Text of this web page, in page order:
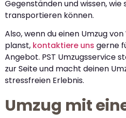
Gegenständen und wissen, wie
transportieren können.
Also, wenn du einen Umzug
planst, kontaktiere uns gerne
Angebot. PST Umzugsservice
zur Seite und macht deinen
stressfreien Erlebnis.
Umzug mit